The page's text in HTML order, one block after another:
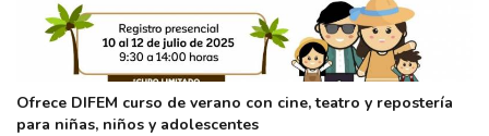
Ofrece DIFEM curso de verano con cine, teatro y repostería
para niñas, niños y adolescentes